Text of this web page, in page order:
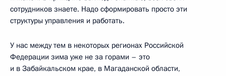
сотрудников знаете. Надо сформировать просто эти
структуры управления и работать.
У нас между тем в некоторых регионах Российской
Федерации зима уже не за горами – это
и в Забайкальском крае, в Магаданской области,